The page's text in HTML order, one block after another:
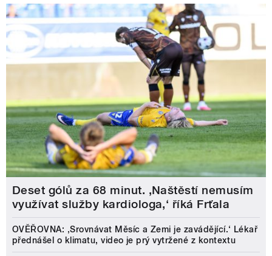
Deset gólů za 68 minut. ,Naštěstí nemusím
využívat služby kardiologa,‘ říká Frťala
OVĚŘOVNA: ‚Srovnávat Měsíc a Zemi je zavádějící.‘ Lékař
přednášel o klimatu, video je prý vytržené z kontextu